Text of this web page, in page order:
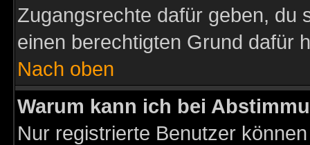
Zugangsrechte dafür geben, du
einen berechtigten Grund dafür
Nach oben
Warum kann ich bei
Nur registrierte Benutzer